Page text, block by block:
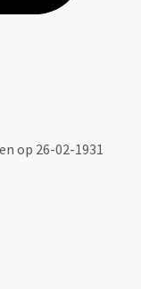
op 26-02-1931